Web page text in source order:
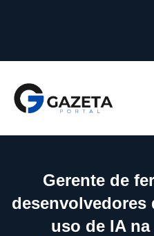
Gerente de
desenvolvedores
uso de IA